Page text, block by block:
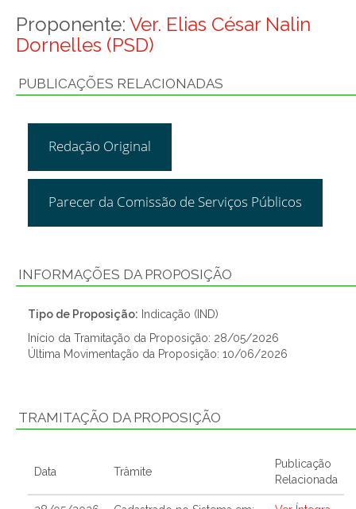
Proponente: Ver. Elias César Nalin
Dornelles (PSD)
PUBLICAÇÕES RELACIONADAS
Redação Original
Parecer da Comissão de Serviços Públicos
INFORMAÇÕES DA PROPOSIÇÃO
Tipo de Proposição: Indicação (IND)
Início da Tramitação da Proposição: 28/05/2026
Última Movimentação da Proposição: 10/06/2026
TRAMITAÇÃO DA PROPOSIÇÃO
Data Trâmite
Publicação
Relacionada